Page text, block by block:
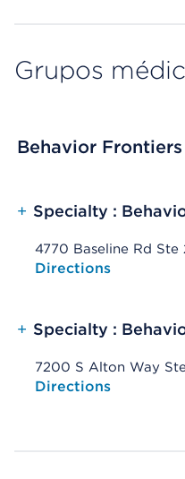
Grupos
Behavior Frontiers
+ Specialty :
4770 Baseline Rd
Opens native map
Directions
+ Specialty :
7200 S Alton Way
Opens native map
Directions